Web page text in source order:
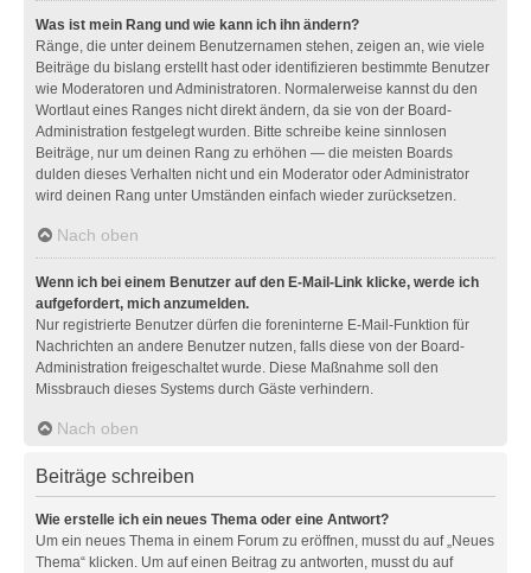
Was ist mein Rang und wie kann ich ihn ändern?
Ränge, die unter deinem Benutzernamen stehen, zeigen an, wie viele
Beiträge du bislang erstellt hast oder identifizieren bestimmte Benutzer
wie Moderatoren und Administratoren. Normalerweise kannst du den
Wortlaut eines Ranges nicht direkt ändern, da sie von der Board-
Administration festgelegt wurden. Bitte schreibe keine sinnlosen
Beiträge, nur um deinen Rang zu erhöhen — die meisten Boards
dulden dieses Verhalten nicht und ein Moderator oder Administrator
wird deinen Rang unter Umständen einfach wieder zurücksetzen.
Nach oben
Wenn ich bei einem Benutzer auf den E-Mail-Link klicke, werde ich
aufgefordert, mich anzumelden.
Nur registrierte Benutzer dürfen die foreninterne E-Mail-Funktion für
Nachrichten an andere Benutzer nutzen, falls diese von der Board-
Administration freigeschaltet wurde. Diese Maßnahme soll den
Missbrauch dieses Systems durch Gäste verhindern.
Nach oben
Beiträge schreiben
Wie erstelle ich ein neues Thema oder eine Antwort?
Um ein neues Thema in einem Forum zu eröffnen, musst du auf „Neues
Thema“ klicken. Um auf einen Beitrag zu antworten, musst du auf